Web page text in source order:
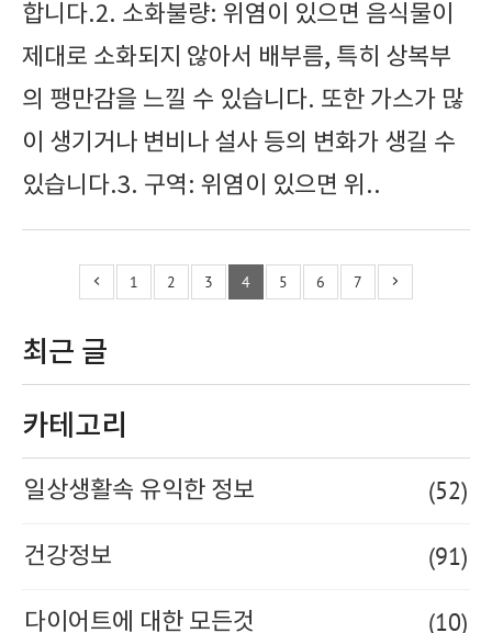
합니다.2. 소화불량: 위염이 있으면 음식물이
제대로 소화되지 않아서 배부름, 특히 상복부
의 팽만감을 느낄 수 있습니다. 또한 가스가 많
이 생기거나 변비나 설사 등의 변화가 생길 수
있습니다.3. 구역: 위염이 있으면 위..
1 2 3 4 5 6 7
최근 글
카테고리
일상생활속 유익한 정보 (52)
건강정보 (91)
다이어트에 대한 모든것 (10)